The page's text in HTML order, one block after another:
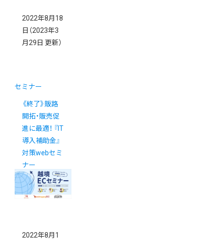
2022年8月18
日 （2023年3
月29日 更新）
セミナー
《終了》販路
開拓・販売促
進に最適！ 『IT
導入補助金』
対策webセミ
ナー
2022年8月1